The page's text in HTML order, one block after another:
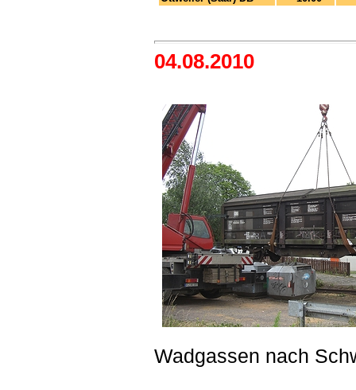
04.08.2010
Wadgassen nach